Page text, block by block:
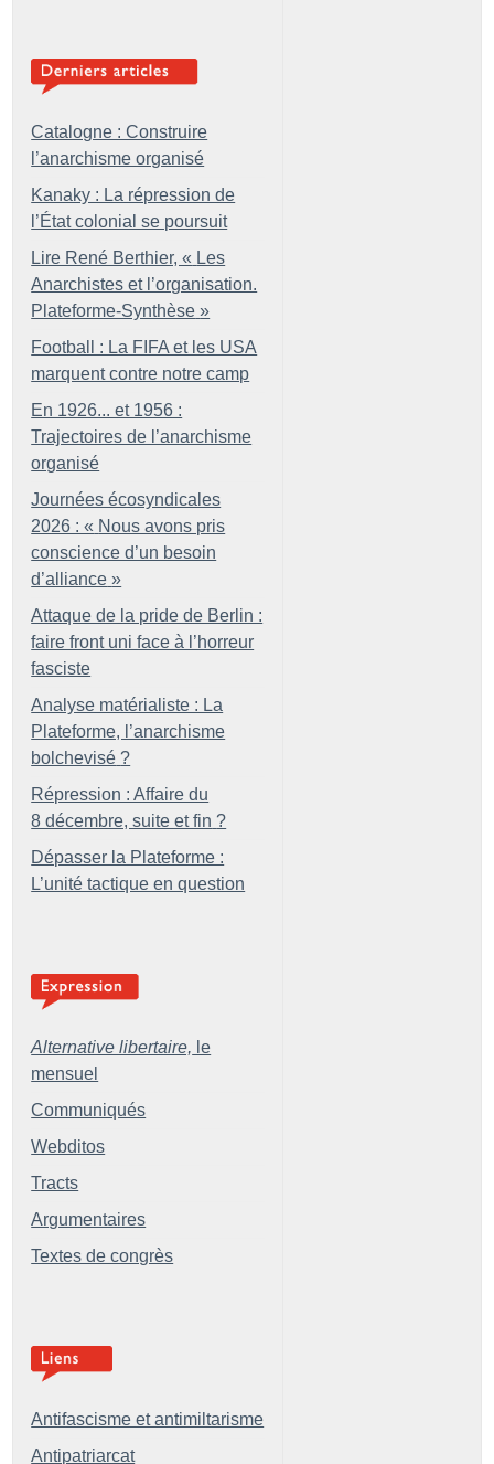
Catalogne : Construire
l’anarchisme organisé
Kanaky : La répression de
l’État colonial se poursuit
Lire René Berthier, « Les
Anarchistes et l’organisation.
Plateforme-Synthèse »
Football : La FIFA et les USA
marquent contre notre camp
En 1926... et 1956 :
Trajectoires de l’anarchisme
organisé
Journées écosyndicales
2026 : « Nous avons pris
conscience d’un besoin
d’alliance »
Attaque de la pride de Berlin :
faire front uni face à l’horreur
fasciste
Analyse matérialiste : La
Plateforme, l’anarchisme
bolchevisé ?
Répression : Affaire du
8 décembre, suite et fin ?
Dépasser la Plateforme :
L’unité tactique en question
Alternative libertaire, le
mensuel
Communiqués
Webditos
Tracts
Argumentaires
Textes de congrès
Antifascisme et antimiltarisme
Antipatriarcat